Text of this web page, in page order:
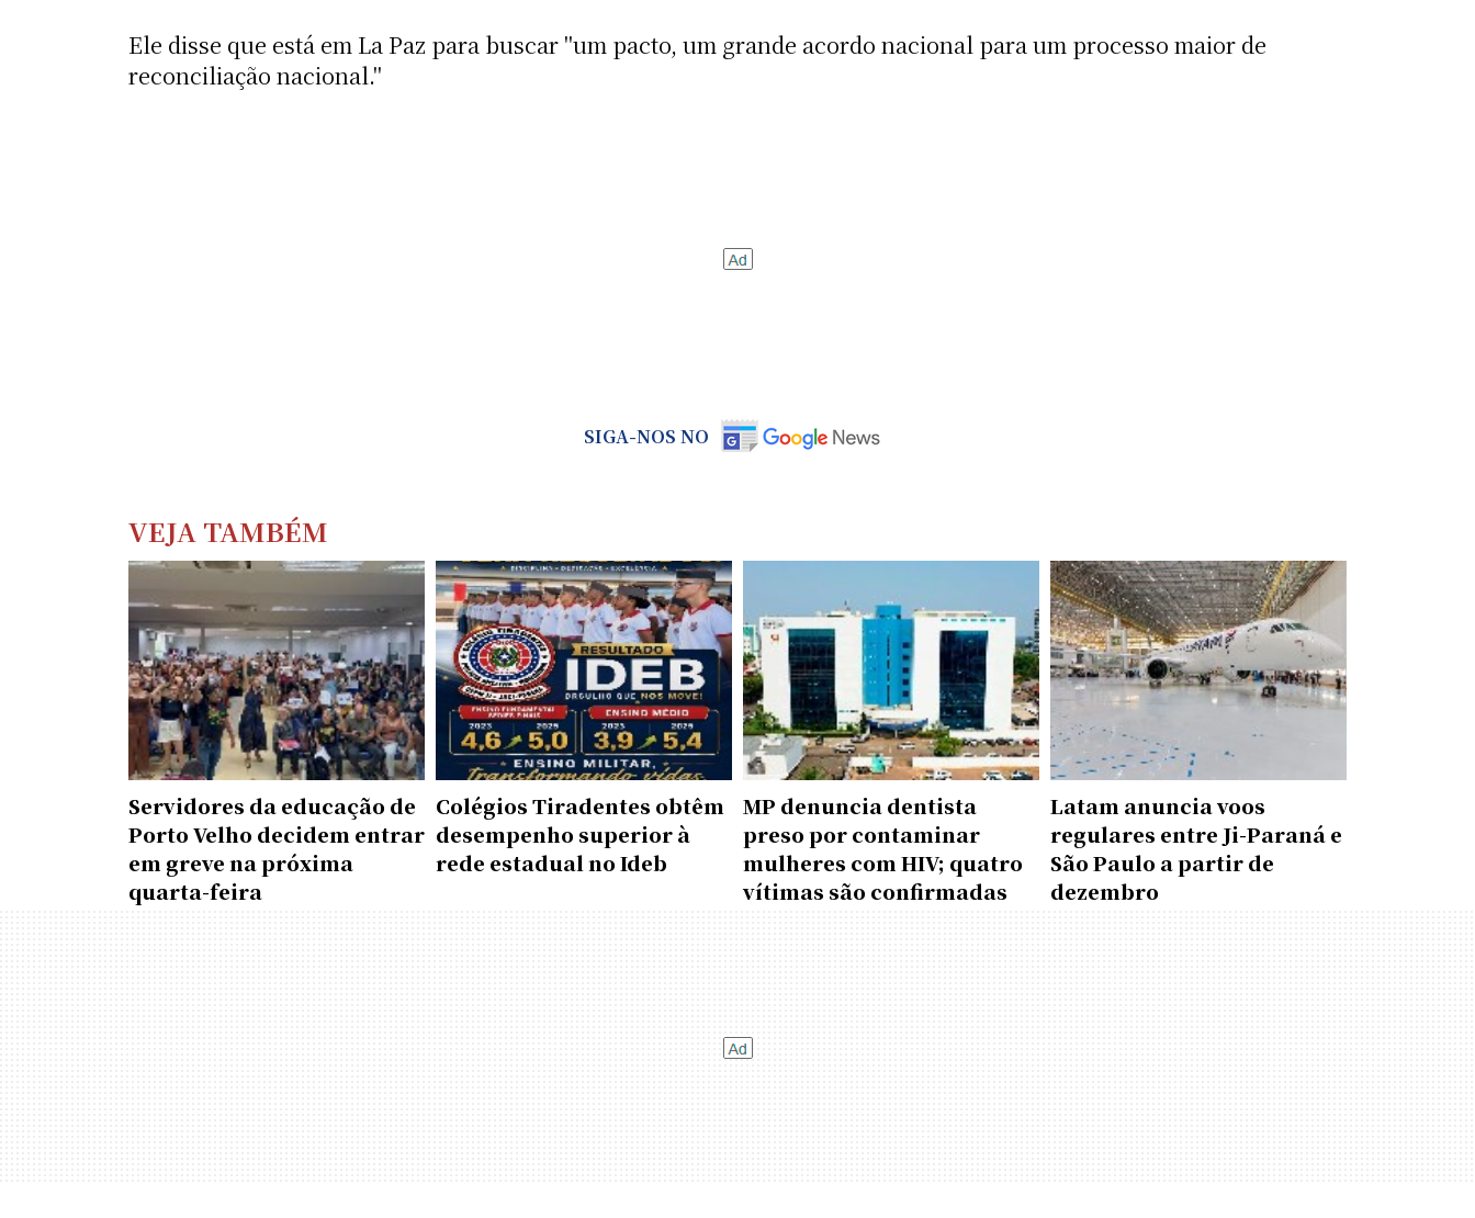
Ele disse que está em La Paz para buscar "um pacto, um grande acordo nacional para um processo maior de
reconciliação nacional."
SIGA-NOS NO
VEJA TAMBÉM
Servidores da educação de
Porto Velho decidem entrar
em greve na próxima
quarta-feira
Colégios Tiradentes obtêm
desempenho superior à
rede estadual no Ideb
MP denuncia dentista
preso por contaminar
mulheres com HIV; quatro
vítimas são confirmadas
Latam anuncia voos
regulares entre Ji-Paraná e
São Paulo a partir de
dezembro